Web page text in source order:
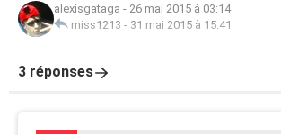
alexisgataga - 26 mai 2015 à 03:14
miss1213 - 31 mai 2015 à 15:41
3 réponses